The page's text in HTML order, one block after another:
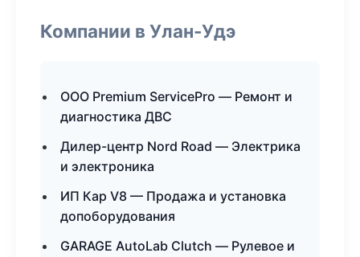
Компании в Улан-Удэ
ООО Premium ServicePro — Ремонт и
диагностика ДВС
Дилер-центр Nord Road — Электрика
и электроника
ИП Кар V8 — Продажа и установка
допоборудования
GARAGE AutoLab Clutch — Рулевое и